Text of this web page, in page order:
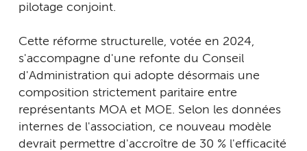
pilotage conjoint.
Cette réforme structurelle, votée en 2024,
s'accompagne d'une refonte du Conseil
d'Administration qui adopte désormais une
composition strictement paritaire entre
représentants MOA et MOE. Selon les données
internes de l'association, ce nouveau modèle
devrait permettre d'accroître de 30 % l'efficacité